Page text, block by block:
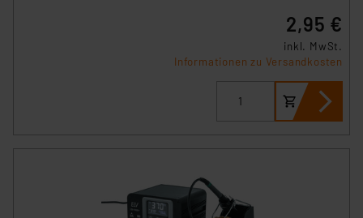
2,95 €
inkl. MwSt.
Informationen zu Versandkosten